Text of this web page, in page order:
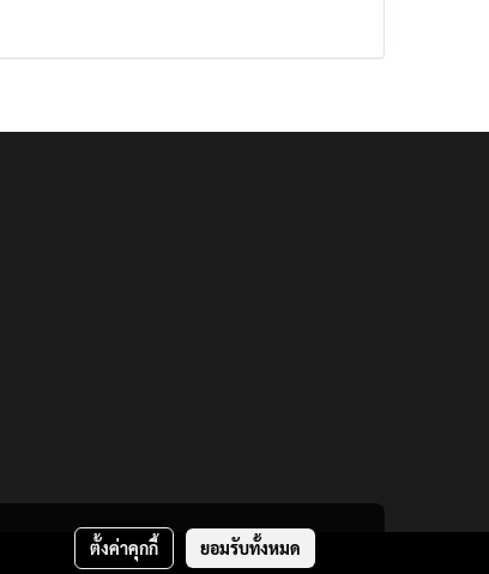
ตั้งค่าคุกกี้ ยอมรับทั้งหมด